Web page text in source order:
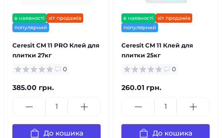
в наявності
хіт продажів
популярний
Ceresit CM 11 PRO Клей для
плитки 27кг
0
385.00 грн.
До кошика
в наявності
хіт продажів
популярний
Ceresit CM 11 Клей для
плитки 25кг
0
260.01 грн.
До кошика